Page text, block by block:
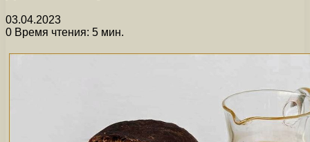
03.04.2023
0 Время чтения: 5 мин.